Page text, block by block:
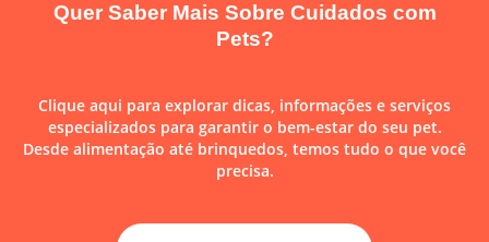
Quer Saber Mais Sobre Cuidados com
Pets?
Clique aqui para explorar dicas, informações e serviços
especializados para garantir o bem-estar do seu pet.
Desde alimentação até brinquedos, temos tudo o que você
precisa.